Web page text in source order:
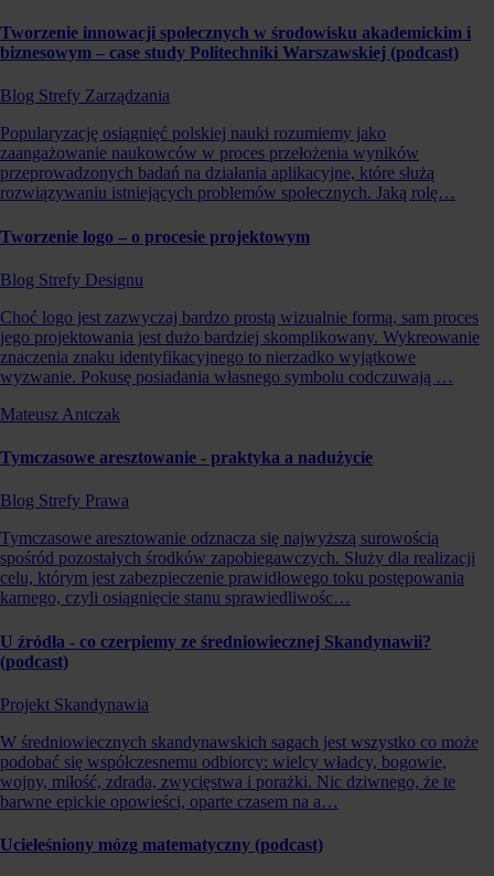
Tworzenie innowacji społecznych w środowisku akademickim i
biznesowym – case study Politechniki Warszawskiej (podcast)
Blog Strefy Zarządzania
Popularyzację osiągnięć polskiej nauki rozumiemy jako
zaangażowanie naukowców w proces przełożenia wyników
przeprowadzonych badań na działania aplikacyjne, które służą
rozwiązywaniu istniejących problemów społecznych. Jaką rolę…
Tworzenie logo – o procesie projektowym
Blog Strefy Designu
Choć logo jest zazwyczaj bardzo prostą wizualnie formą, sam proces
jego projektowania jest dużo bardziej skomplikowany. Wykreowanie
znaczenia znaku identyfikacyjnego to nierzadko wyjątkowe
wyzwanie. Pokusę posiadania własnego symbolu codczuwają …
Mateusz Antczak
Tymczasowe aresztowanie - praktyka a nadużycie
Blog Strefy Prawa
Tymczasowe aresztowanie odznacza się najwyższą surowością
spośród pozostałych środków zapobiegawczych. Służy dla realizacji
celu, którym jest zabezpieczenie prawidłowego toku postępowania
karnego, czyli osiągnięcie stanu sprawiedliwośc…
U źródła - co czerpiemy ze średniowiecznej Skandynawii?
(podcast)
Projekt Skandynawia
W średniowiecznych skandynawskich sagach jest wszystko co może
podobać się współczesnemu odbiorcy: wielcy władcy, bogowie,
wojny, miłość, zdrada, zwycięstwa i porażki. Nic dziwnego, że te
barwne epickie opowieści, oparte czasem na a…
Ucieleśniony mózg matematyczny (podcast)